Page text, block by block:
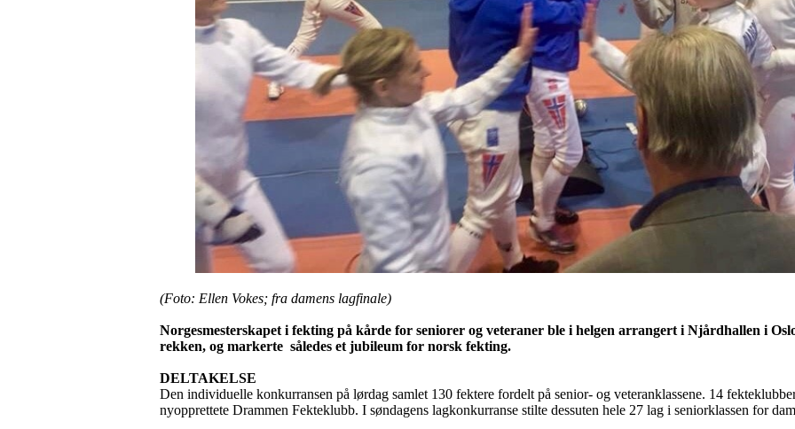
(Foto: Ellen Vokes; fra damens lagfinale)
Norgesmesterskapet i fekting på kårde for seniorer og veteraner ble i helgen arrangert i Njårdhallen i
rekken, og markerte således et jubileum for norsk fekting.
DELTAKELSE
Den individuelle konkurransen på lørdag samlet 130 fektere fordelt på senior- og veteranklassene. 14
nyopprettete Drammen Fekteklubb. I søndagens lagkonkurranse stilte dessuten hele 27 lag i seniorklassen for